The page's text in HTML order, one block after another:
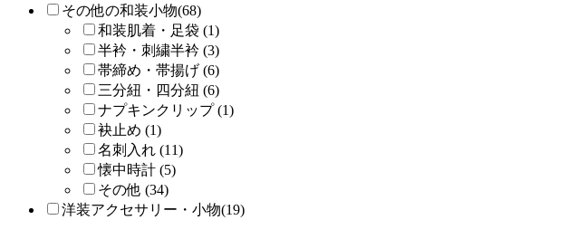
その他の和装小物(68)
和装肌着・足袋 (1)
半衿・刺繍半衿 (3)
帯締め・帯揚げ (6)
三分紐・四分紐 (6)
ナプキンクリップ (1)
袂止め (1)
名刺入れ (11)
懐中時計 (5)
その他 (34)
洋装アクセサリー・小物(19)